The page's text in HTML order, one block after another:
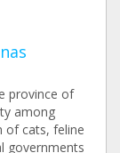
province of
among
of cats, feline
governments